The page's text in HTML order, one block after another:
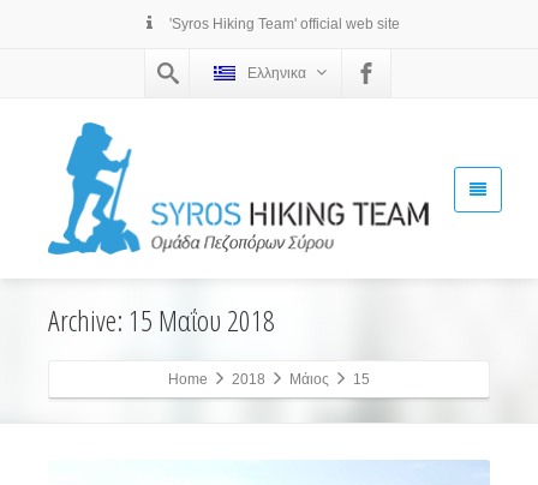
'Syros Hiking Team' official web site
Ελληνικα
Archive: 15 Μαΐου 2018
Home 2018 Μάιος 15